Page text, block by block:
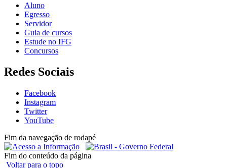
Aluno
Egresso
Servidor
Guia de cursos
Estude no IFG
Concursos
Redes Sociais
Facebook
Instagram
Twitter
YouTube
Fim da navegação de rodapé
Fim do conteúdo da página
Voltar para o topo